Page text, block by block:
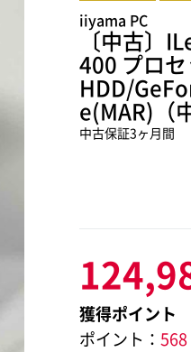
iiyama PC
〔中古〕
400 プロ
HDD/
e(MAR)（
中古保証3ヶ月間
獲得ポイント
ポイント：